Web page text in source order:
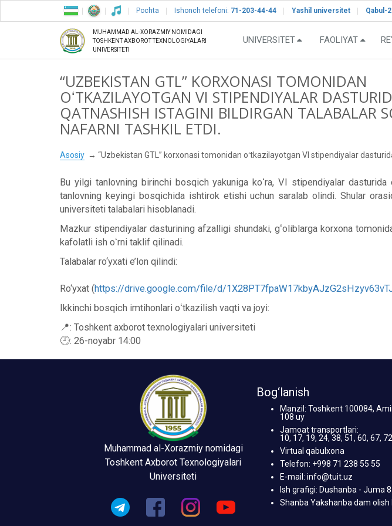
Pochta Ishonch telefoni: 71-203-44-44 Yashil universitet Qabul-
MUHAMMAD AL-XORAZMIY NOMIDAGI
TOSHKENT AXBOROT TEXNOLOGIYALARI
UNIVERSITETI
UNIVERSITET FAOLIYAT
“UZBEKISTAN GTL” KORXONASI TOMONIDAN
OʻTKAZILAYOTGAN VI STIPENDIYALAR
QATNASHISH ISTAGINI BILDIRGAN TALABALAR
NAFARNI TASHKIL ETDI.
Asosiy “Uzbekistan GTL” korxonasi tomonidan oʻtkazilayotgan VI stipendiyalar
Bu yilgi tanlovning birinchi bosqich yakuniga koʻra, VI stipendiyalar
tanlovning keyingi bosqichida ishtirok etishi uchun saralab olindi. Shular
universiteti talabalari hisoblanadi.
Mazkur stipendiyalar dasturining afzalligi shundaki, gʻoliblarga korxona
kafolatli ish oʻrni taklif qilinadi.
Talabalar ro‘yxati e’lon qilindi:
Ro‘yxat (https://drive.google.com/file/d/
Ikkinchi bosqich imtihonlari oʻtkazilish vaqti va joyi:
📍: Toshkent axborot texnologiyalari universiteti
🕘: 26-noyabr 14:00
Muhammad al-Xorazmiy nomidagi
Toshkent Axborot Texnologiyalari
Universiteti
Bog‘lanish
Manzil: Toshkent 100084,
108 uy
Jamoat transportlari:
10, 17, 19, 24, 38, 51, 60, 67,
Virtual qabulxona
Telefon: +998 71 238 55 55
E-mail: info@tuit.uz
Ish grafigi: Dushanba - Juma
Shanba Yakshanba dam olish